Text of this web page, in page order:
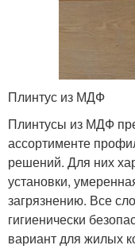
Плинтус из МДФ
Плинтусы из МДФ
ассортименте
решений. Для них
установки,
загрязнению. Все
гигиенически
вариант для жилых